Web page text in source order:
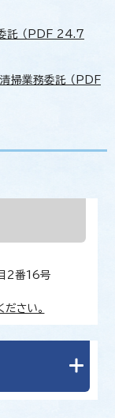
託 （PDF 24.7
掃業務委託 （PDF
2番16号
さい。